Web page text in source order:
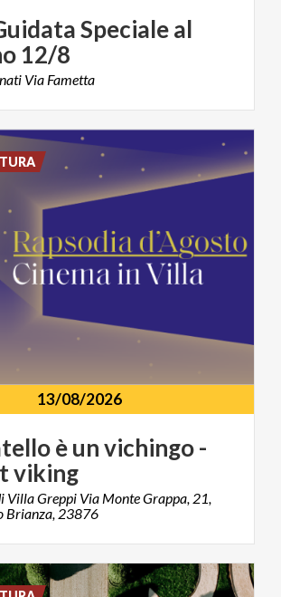
Specialeal
12/8
Via Fametta
13/08/2026
èunvichingo-
viking
Villa Greppi Via Monte Grappa, 21,
Brianza, 23876